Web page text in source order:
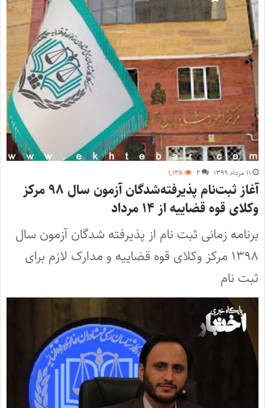
۱۱ مرداد ۱۳۹۹ ۲ ۱,۱۳۸
آغاز ثبت‌نام پذیرفته‌شدگان آزمون سال ۹۸ مرکز
وکلای قوه قضاییه از ۱۴ مرداد
برنامه زمانی ثبت‌ نام از پذیرفته‌ شدگان آزمون سال
۱۳۹۸ مرکز وکلای قوه قضاییه و مدارک لازم برای
ثبت نام